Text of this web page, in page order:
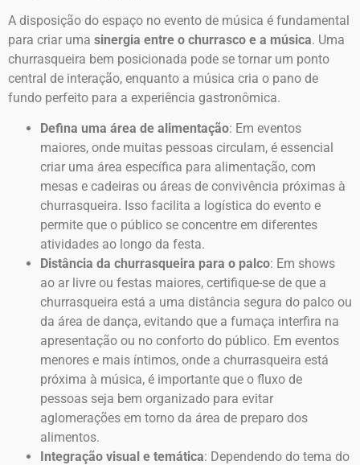
A disposição do espaço no evento de música é fundamental
para criar uma sinergia entre o churrasco e a música. Uma
churrasqueira bem posicionada pode se tornar um ponto
central de interação, enquanto a música cria o pano de
fundo perfeito para a experiência gastronômica.
Defina uma área de alimentação: Em eventos
maiores, onde muitas pessoas circulam, é essencial
criar uma área específica para alimentação, com
mesas e cadeiras ou áreas de convivência próximas à
churrasqueira. Isso facilita a logística do evento e
permite que o público se concentre em diferentes
atividades ao longo da festa.
Distância da churrasqueira para o palco: Em shows
ao ar livre ou festas maiores, certifique-se de que a
churrasqueira está a uma distância segura do palco ou
da área de dança, evitando que a fumaça interfira na
apresentação ou no conforto do público. Em eventos
menores e mais íntimos, onde a churrasqueira está
próxima à música, é importante que o fluxo de
pessoas seja bem organizado para evitar
aglomerações em torno da área de preparo dos
alimentos.
Integração visual e temática: Dependendo do tema do